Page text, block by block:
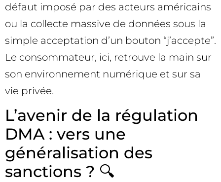
défaut imposé par des acteurs américains
ou la collecte massive de données sous la
simple acceptation d’un bouton “j’accepte”.
Le consommateur, ici, retrouve la main sur
son environnement numérique et sur sa
vie privée.
L’avenir de la régulation
DMA : vers une
généralisation des
sanctions ? 🔍